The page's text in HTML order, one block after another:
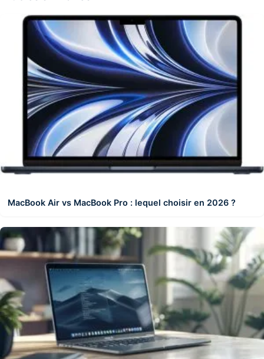
MacBook Air vs MacBook Pro : lequel choisir en 2026 ?